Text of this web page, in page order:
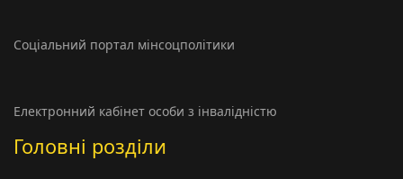
Соціальний портал мінсоцполітики
Електронний кабінет особи з інвалідністю
Головні розділи